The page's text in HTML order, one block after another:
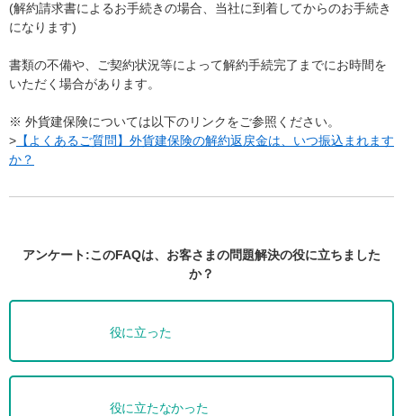
(解約請求書によるお手続きの場合、当社に到着してからのお手続き
になります)
書類の不備や、ご契約状況等によって解約手続完了までにお時間を
いただく場合があります。
※ 外貨建保険については以下のリンクをご参照ください。
> 【よくあるご質問】外貨建保険の解約返戻金は、いつ振込まれます
か？
アンケート:このFAQは、お客さまの問題解決の役に立ちました
か？
役に立った
役に立たなかった